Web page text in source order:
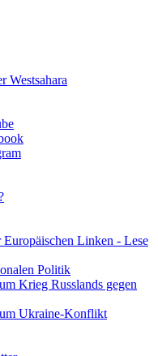
Westsahara
Europäischen Linken - Lese
Politik
Krieg Russlands gegen
Ukraine-Konflikt